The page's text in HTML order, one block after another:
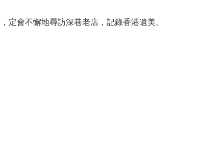
定會不懈地尋訪深巷老店，記錄香港遺美。